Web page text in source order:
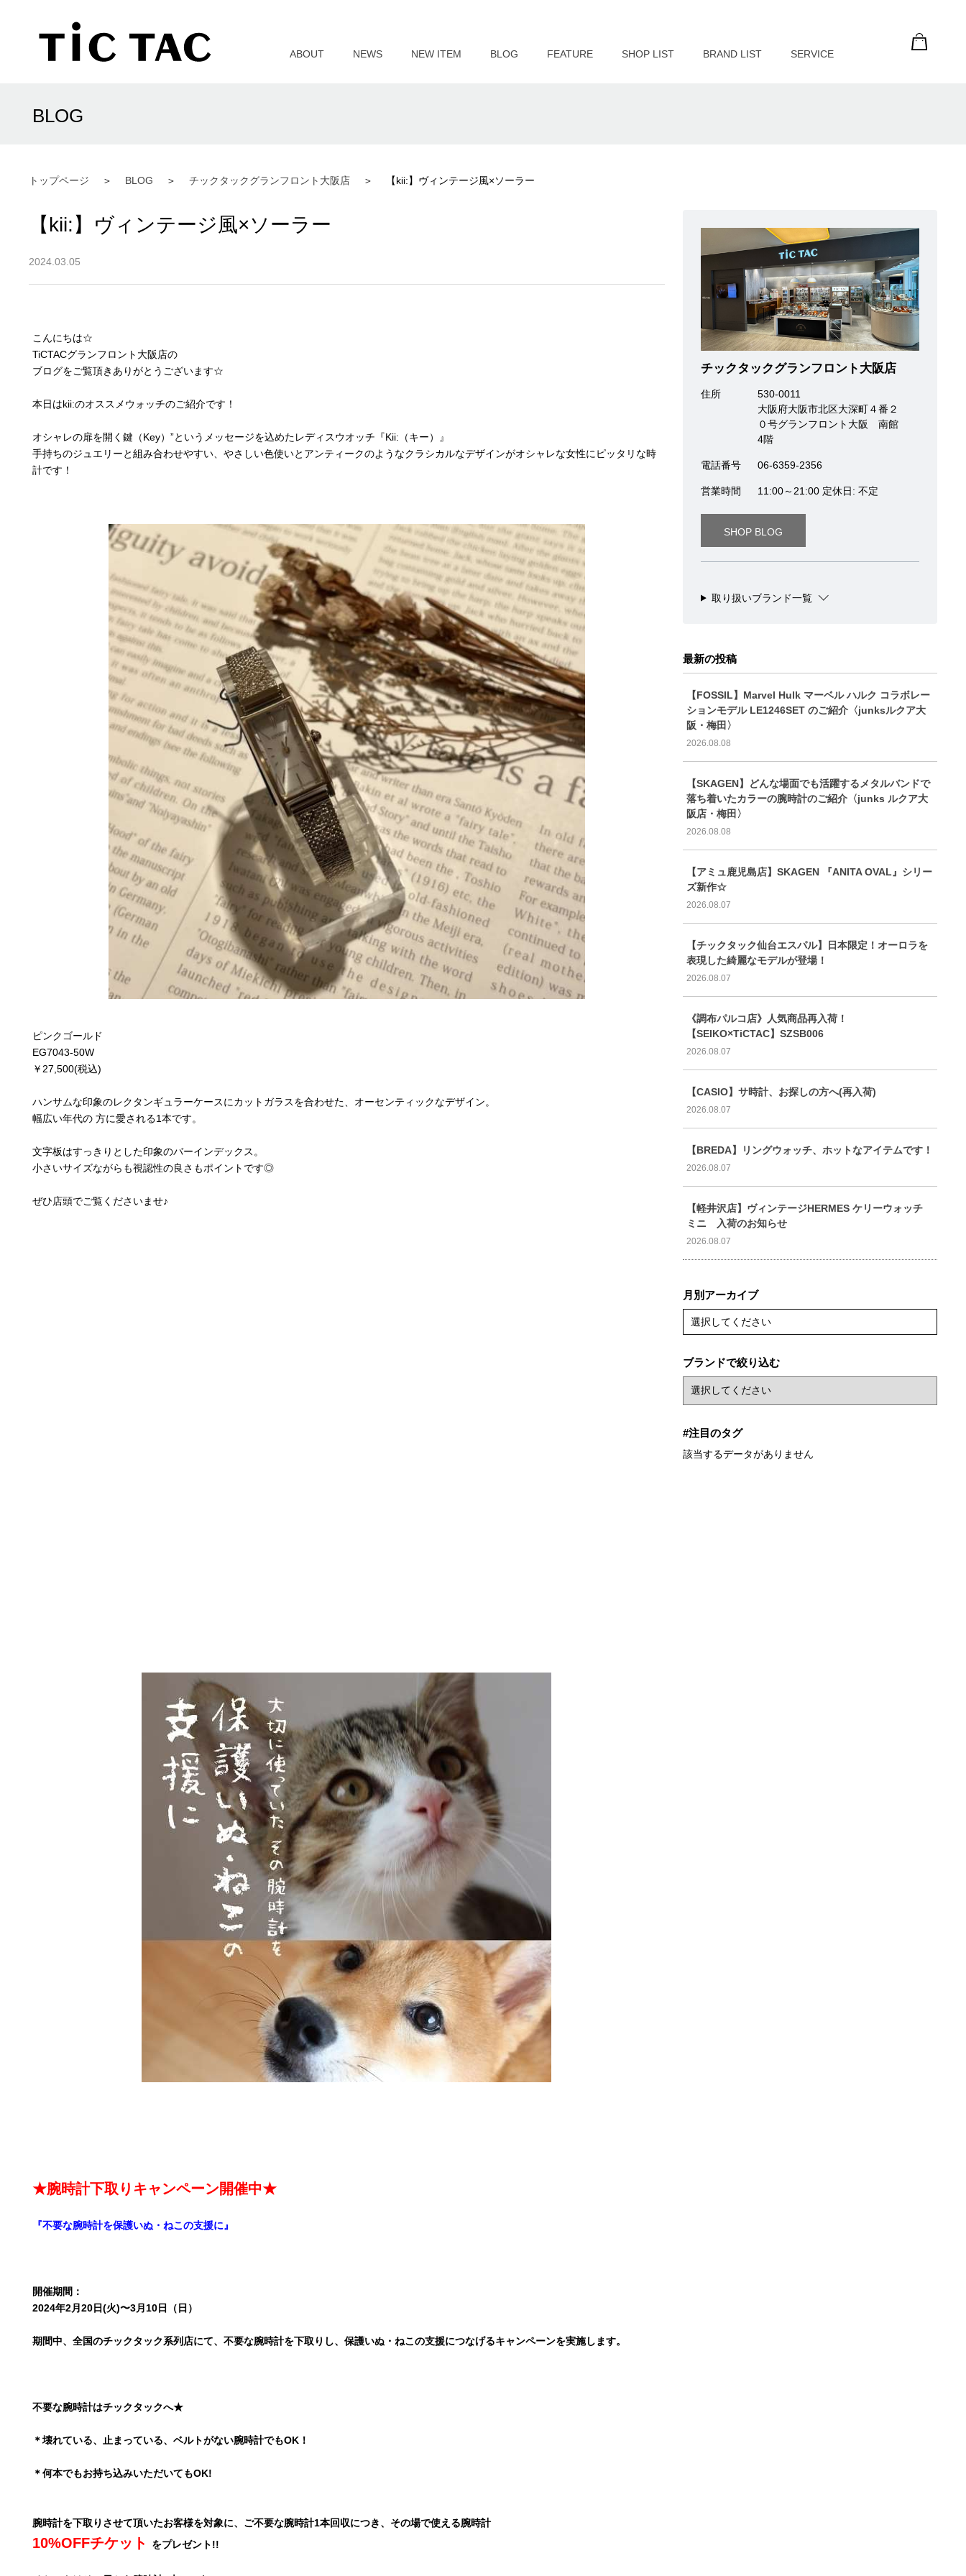
ABOUT NEWS NEW ITEM BLOG FEATURE SHOP LIST BRAND LIST SERVICE
トップページ BLOG チックタックグランフロント大阪店 【kii:】ヴィンテージ風×ソーラー
BLOG
【kii:】ヴィンテージ風×ソーラー
2024.03.05
こんにちは☆
TiCTACグランフロント大阪店の
ブログをご覧頂きありがとうございます☆
本日はkii:のオススメウォッチのご紹介です！
オシャレの扉を開く鍵（Key）”というメッセージを込めたレディスウオッチ『Kii:（キー）』
手持ちのジュエリーと組み合わせやすい、やさしい色使いとアンティークのようなクラシカルなデザインがオシャレな女性にピッタリな時
計です！
ピンクゴールド
EG7043-50W
￥27,500(税込)
ハンサムな印象のレクタンギュラーケースにカットガラスを合わせた、オーセンティックなデザイン。
幅広い年代の 方に愛される1本です。
文字板はすっきりとした印象のバーインデックス。
小さいサイズながらも視認性の良さもポイントです◎
ぜひ店頭でご覧くださいませ♪
★腕時計下取りキャンペーン開催中★
『不要な腕時計を保護いぬ・ねこの支援に』
開催期間：
2024年2月20日(火)〜3月10日（日）
期間中、全国のチックタック系列店にて、不要な腕時計を下取りし、保護いぬ・ねこの支援につなげるキャンペーンを実施します。
不要な腕時計はチックタックへ★
＊壊れている、止まっている、ベルトがない腕時計でもOK！
＊何本でもお持ち込みいただいてもOK!
腕時計を下取りさせて頂いたお客様を対象に、ご不要な腕時計1本回収につき、その場で使える腕時計
10%OFFチケット をプレゼント!!
チックタックグランフロント大阪店
住所
530-0011
大阪府大阪市北区大深町４番２
０号グランフロント大阪 南館
4階
電話番号 06-6359-2356
営業時間 11:00～21:00 定休日: 不定
SHOP BLOG
取り扱いブランド一覧
最新の投稿
【FOSSIL】Marvel Hulk マーベル ハルク コラボレー
ションモデル LE1246SET のご紹介〈junksルクア大
阪・梅田〉
2026.08.08
【SKAGEN】どんな場面でも活躍するメタルバンドで
落ち着いたカラーの腕時計のご紹介〈junks ルクア大
阪店・梅田〉
2026.08.08
【アミュ鹿児島店】SKAGEN 『ANITA OVAL』シリー
ズ新作☆
2026.08.07
【チックタック仙台エスパル】日本限定！オーロラを
表現した綺麗なモデルが登場！
2026.08.07
《調布パルコ店》人気商品再入荷！
【SEIKO×TiCTAC】SZSB006
2026.08.07
【CASIO】サ時計、お探しの方へ(再入荷)
2026.08.07
【BREDA】リングウォッチ、ホットなアイテムです！
2026.08.07
【軽井沢店】ヴィンテージHERMES ケリーウォッチ
ミニ 入荷のお知らせ
2026.08.07
月別アーカイブ
選択してください
ブランドで絞り込む
#注目のタグ
該当するデータがありません